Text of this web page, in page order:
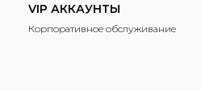
VIP АККАУНТЫ
Корпоративное обслуживание